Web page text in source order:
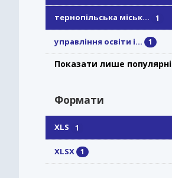
тернопільська міськ... 1
управління освіти і... 1
Показати лише популярні
Формати
XLS 1
XLSX 1